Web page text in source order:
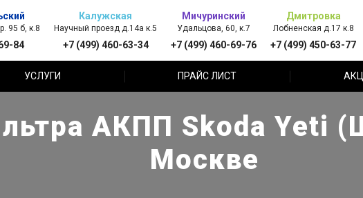
95 б, к.8
84
Калужская
Научный проезд д.14а к.5
+7 (499) 460-63-34
Мичуринский
Удальцова, 60, к.7
+7 (499) 460-69-76
Дмитровка
Лобненская д.17 к.8
+7 (499) 450-63-77
УСЛУГИ ПРАЙС ЛИСТ
АКПП Skoda Yeti
Москве